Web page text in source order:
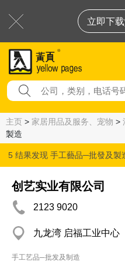
立即下
主页 > 家居用品及服务、宠物 >
製造
5 结果发现 手工藝品─批發及製
创艺实业有限公司
2123 9020
九龙湾 启福工业中心
手工艺品─批发及制造